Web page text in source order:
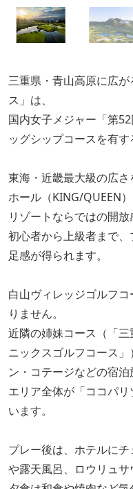
三重県・青山高原に広
ス」は、
国内女子メジャー「第
ッグシップコースを有す
東海・近畿最大級の広
ホール（KING/QUEEN）
リゾートならではの開放
初心者から上級者まで
足感が得られます。
白山ヴィレッジゴルフ
りません。
近隣の姉妹コース（「
ニックスゴルフコース
ン・コテージなどの宿泊
エリア全体が「ココパ
います。
プレー後は、ホテルに
や露天風呂、ロウリュサ